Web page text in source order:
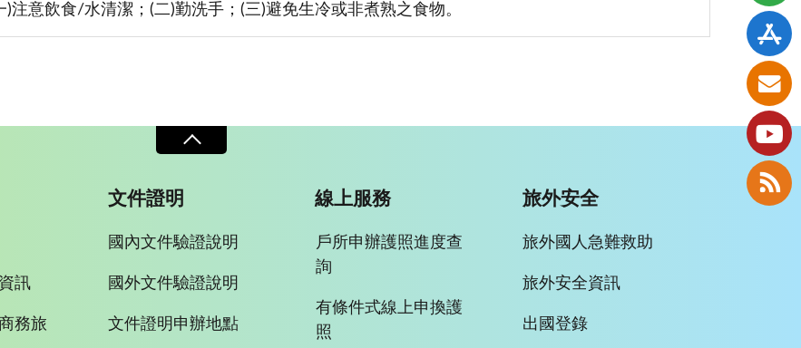
)注意飲食/水清潔；(二)勤洗手；(三)避免生冷或非煮熟之食物。
訊
務旅
文件證明
國內文件驗證說明
國外文件驗證說明
文件證明申辦地點
線上服務
戶所申辦護照進度查
詢
有條件式線上申換護
照
旅外安全
旅外國人急難救助
旅外安全資訊
出國登錄